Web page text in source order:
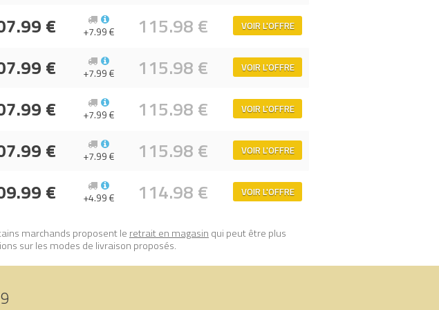
pour mages et sorciers (Ollivanders & Madam Malkin's Robes)
€ 115.98 € VOIR L'OFFRE
+7.99 €
€ 115.98 € VOIR L'OFFRE
+7.99 €
€ 115.98 € VOIR L'OFFRE
+7.99 €
€ 115.98 € VOIR L'OFFRE
+7.99 €
€ 114.98 € VOIR L'OFFRE
+4.99 €
marchands proposent le retrait en magasin qui peut être plus
sur les modes de livraison proposés.